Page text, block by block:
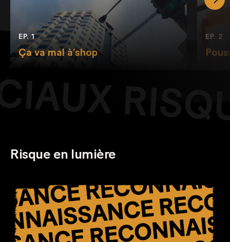
EP. 1
Ça va mal à’shop
EP. 2
Risque en lumière